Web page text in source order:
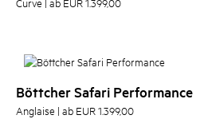
Böttcher Safari Performance
Anglaise | ab EUR 1.399,00